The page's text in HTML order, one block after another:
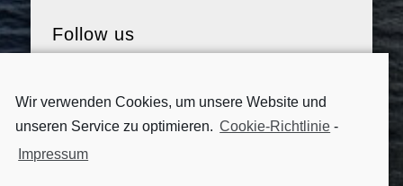
Follow us
Wir verwenden Cookies, um unsere Website und
unseren Service zu optimieren. Cookie-Richtlinie -
Impressum